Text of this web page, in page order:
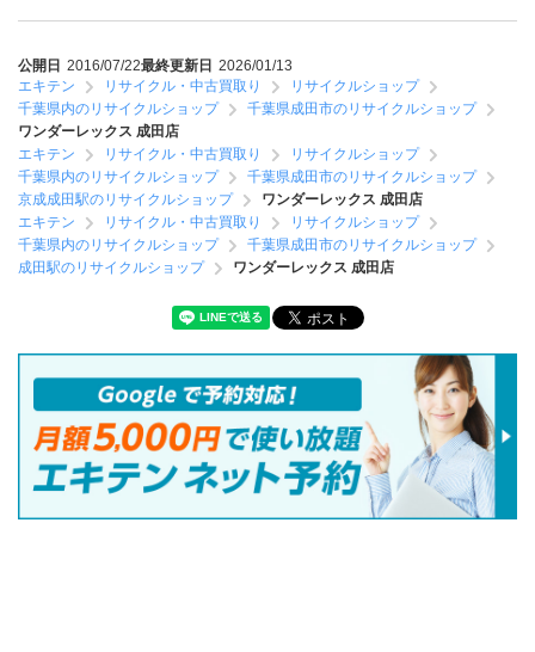
公開日 2016/07/22最終更新日 2026/01/13
エキテン
リサイクル・中古買取り
リサイクルショップ
千葉県内のリサイクルショップ
千葉県成田市のリサイクルショップ
ワンダーレックス 成田店
エキテン
リサイクル・中古買取り
リサイクルショップ
千葉県内のリサイクルショップ
千葉県成田市のリサイクルショップ
京成成田駅のリサイクルショップ
ワンダーレックス 成田店
エキテン
リサイクル・中古買取り
リサイクルショップ
千葉県内のリサイクルショップ
千葉県成田市のリサイクルショップ
成田駅のリサイクルショップ
ワンダーレックス 成田店